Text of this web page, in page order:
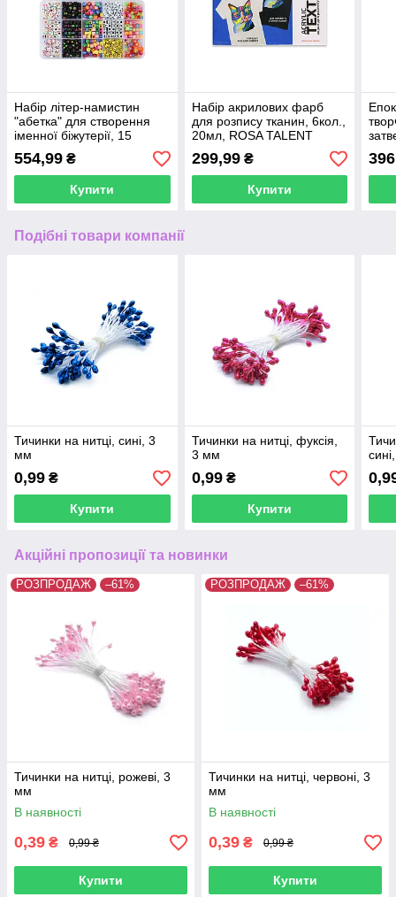
Набір літер-намистин
"абетка" для створення
іменної біжутерії, 15
осередків
554,99 ₴
Купити
Набір акрилових фарб
для розпису тканин, 6кол.,
20мл, ROSA TALENT
299,99₴
Купити
(1:1)
Подібні товари компанії
Тичинки на нитці, сині, 3
мм
0,99 ₴
Купити
Тичинки на нитці, фуксія,
3 мм
0,99₴
Купити
Акційні пропозиції та новинки
РОЗПРОДАЖ –61%
Тичинки на нитці, рожеві, 3
мм
В наявності
0,39 ₴ 0,99 ₴
Купити
РОЗПРОДАЖ –61%
Тичинки на нитці, червоні, 3
мм
В наявності
0,39 ₴ 0,99 ₴
Купити